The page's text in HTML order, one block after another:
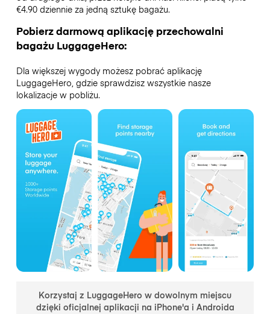
€4.90 dziennie za jedną sztukę bagażu.
Pobierz darmową aplikację przechowalni
bagażu LuggageHero:
Dla większej wygody możesz pobrać aplikację
LuggageHero, gdzie sprawdzisz wszystkie nasze
lokalizacje w pobliżu.
Korzystaj z LuggageHero w dowolnym miejscu
dzięki oficjalnej aplikacji na iPhone'a i Androida